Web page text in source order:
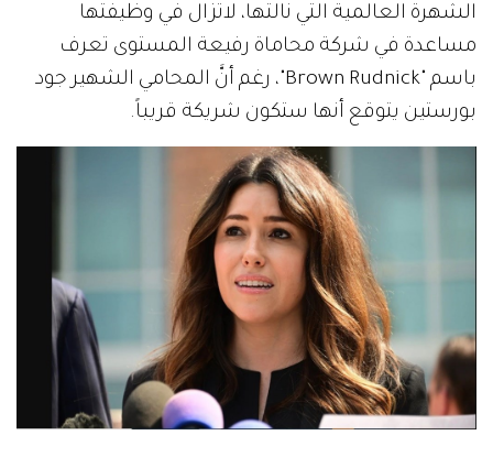
الشهرة العالمية التي نالتها، لاتزال في وظيفتها
مساعدة في شركة محاماة رفيعة المستوى تعرف
باسم "Brown Rudnick"، رغم أنَّ المحامي الشهير جود
بورستين يتوقع أنها ستكون شريكة قريباً.